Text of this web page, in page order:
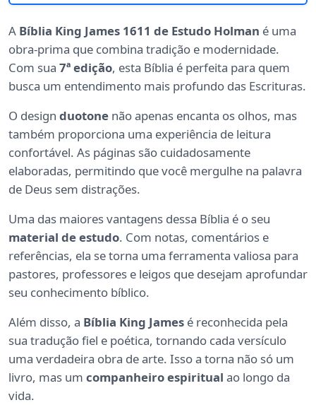
A Bíblia King James 1611 de Estudo Holman é uma
obra-prima que combina tradição e modernidade.
Com sua 7ª edição, esta Bíblia é perfeita para quem
busca um entendimento mais profundo das Escrituras.
O design duotone não apenas encanta os olhos, mas
também proporciona uma experiência de leitura
confortável. As páginas são cuidadosamente
elaboradas, permitindo que você mergulhe na palavra
de Deus sem distrações.
Uma das maiores vantagens dessa Bíblia é o seu
material de estudo. Com notas, comentários e
referências, ela se torna uma ferramenta valiosa para
pastores, professores e leigos que desejam aprofundar
seu conhecimento bíblico.
Além disso, a Bíblia King James é reconhecida pela
sua tradução fiel e poética, tornando cada versículo
uma verdadeira obra de arte. Isso a torna não só um
livro, mas um companheiro espiritual ao longo da
vida.